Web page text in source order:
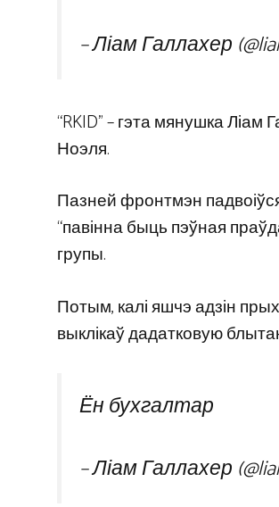
– Ліам Галлахер
“RKID” – гэта мянушка
Ноэля.
Пазней фронтмэн
“павінна быць пэўная
групы.
Потым, калі яшчэ адзін
выклікаў дадатковую
Ён бухгалтар
– Ліам Галлахер